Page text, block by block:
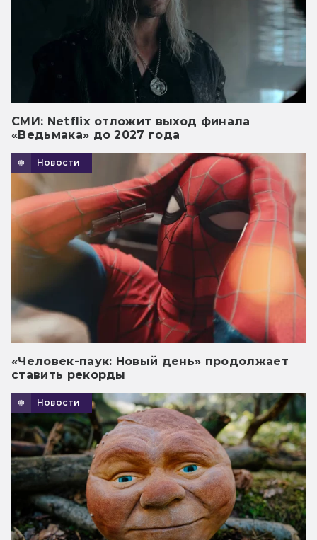
СМИ: Netflix отложит выход финала
«Ведьмака» до 2027 года
Новости
«Человек-паук: Новый день» продолжает
ставить рекорды
Новости